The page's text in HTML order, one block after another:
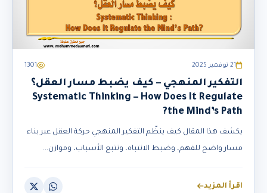
21 نوفمبر 2025 1301
التفكير المنهجي – كيف يضبط مسار العقل؟
Systematic Thinking – How Does It Regulate
the Mind’s Path?
يكشف هذا المقال كيف ينظّم التفكير المنهجي حركة العقل عبر بناء
مسار واضح للفهم، وضبط الانتباه، وتتبع الأسباب، وموازن...
اقرأ المزيد